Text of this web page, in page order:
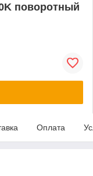
поворотный
Оплата